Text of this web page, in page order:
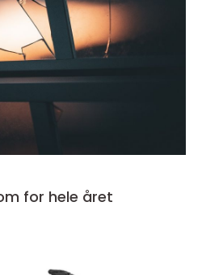
lyst rom for hele året